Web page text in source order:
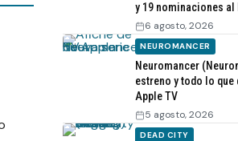
y 19 nominaciones al
6 agosto, 2026
NEUROMANCER
Neuromancer
estreno y todo lo que
Apple TV
5 agosto, 2026
DEAD CITY